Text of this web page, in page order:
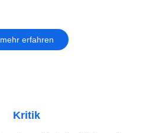
mehr erfahren
Kritik